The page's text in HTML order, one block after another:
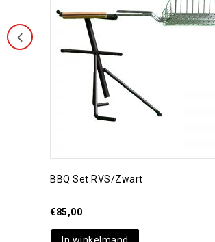
BBQ Set RVS/zwart
€85,00